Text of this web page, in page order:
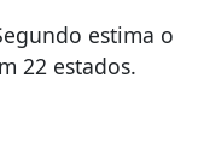
estima o
22 estados.